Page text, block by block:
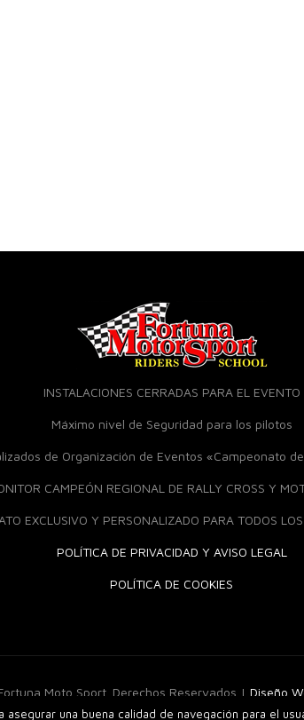
INSTALACIONES CERRADAS PARA EL EVENTO
Máximo nivel de Seguridad para los pilotos
de Organización de Eventos «Campeonato
CAMPEÓN REGIONAL DE RALLY CROSS Y
EXCLUSIVO Y PERSONALIZADO PARA TODOS
POLÍTICA DE PRIVACIDAD Y AVISO LEGAL
POLÍTICA DE COOKIES
Moto Sport. Derechos Reservados |Diseño
una buena calidad de navegación para el